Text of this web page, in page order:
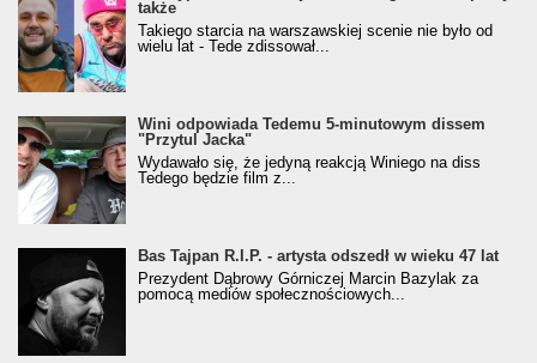
także
Takiego starcia na warszawskiej scenie nie było od
wielu lat - Tede zdissował...
Wini odpowiada Tedemu 5-minutowym dissem
"Przytul Jacka"
Wydawało się, że jedyną reakcją Winiego na diss
Tedego będzie film z...
Bas Tajpan R.I.P. - artysta odszedł w wieku 47 lat
Prezydent Dąbrowy Górniczej Marcin Bazylak za
pomocą mediów społecznościowych...